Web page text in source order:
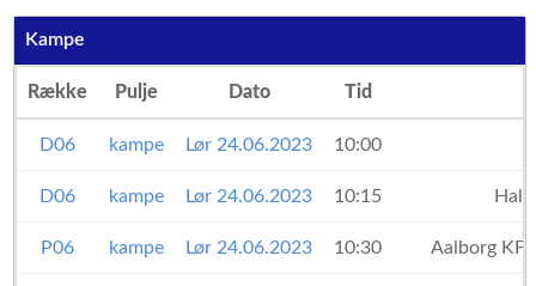
Kampe
Række Pulje Dato Tid
D06 kampe Lør 24.06.2023 10:00
D06 kampe Lør 24.06.2023 10:15
P06 kampe Lør 24.06.2023 10:30 Aalborg